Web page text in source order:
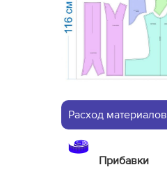
Расход материалов
Прибавки